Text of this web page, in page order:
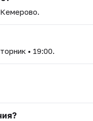
• 19:00.